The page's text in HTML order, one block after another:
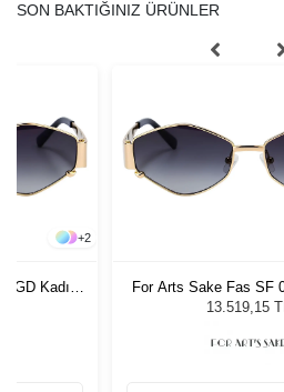
SON BAKTIĞINIZ ÜRÜNLER
+2
Kadın
For Arts Sake Fas SF
Güneş
13.519,15